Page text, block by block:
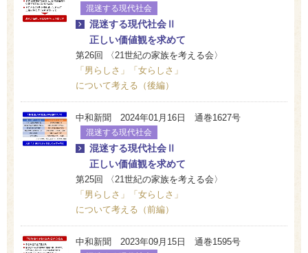
混迷する現代社会
混迷する現代社会Ⅱ
正しい価値観を求めて
第26回 〈21世紀の家族を考える会〉
「男らしさ」「女らしさ」
について考える（後編）
中和新聞 2024年01月16日 通巻1627号
混迷する現代社会
混迷する現代社会Ⅱ
正しい価値観を求めて
第25回 〈21世紀の家族を考える会〉
「男らしさ」「女らしさ」
について考える（前編）
中和新聞 2023年09月15日 通巻1595号